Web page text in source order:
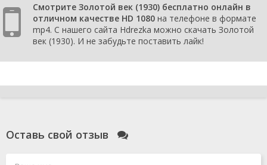
Смотрите Золотой век (1930) бесплатно онлайн в
отличном качестве HD 1080 на телефоне в формате
mp4. С нашего сайта Hdrezka можно скачать Золотой
век (1930). И не забудьте поставить лайк!
Оставь свой отзыв